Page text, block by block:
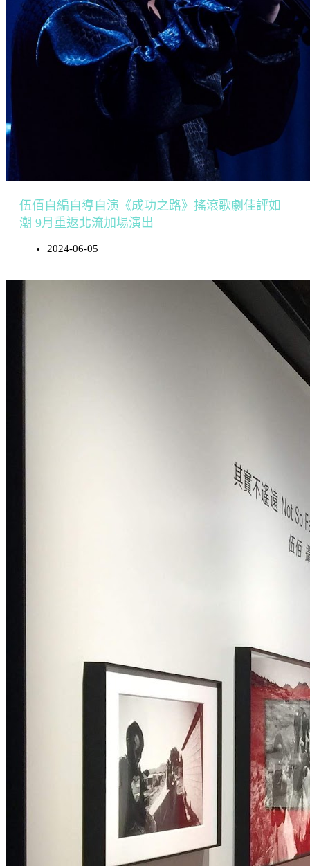
伍佰自編自導自演《成功之路》搖滾歌劇佳評如
潮 9月重返北流加場演出
2024-06-05